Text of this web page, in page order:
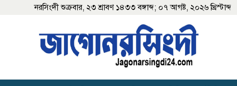
নরসিংদী শুক্রবার, ২৩ শ্রাবণ ১৪৩৩ বঙ্গাব্দ; ০৭ আগষ্ট, ২০২৬ খ্রিস্টাব্দ